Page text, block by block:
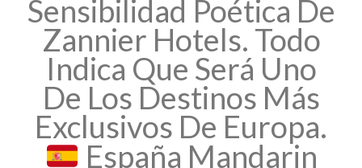
Sensibilidad Poética De
Zannier Hotels. Todo
Indica Que Será Uno
De Los Destinos Más
Exclusivos De Europa.
España Mandarin